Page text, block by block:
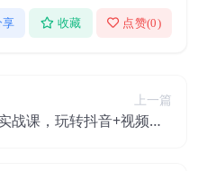
享 收藏 点赞(0)
上一篇
战课，玩转抖音+视频号2